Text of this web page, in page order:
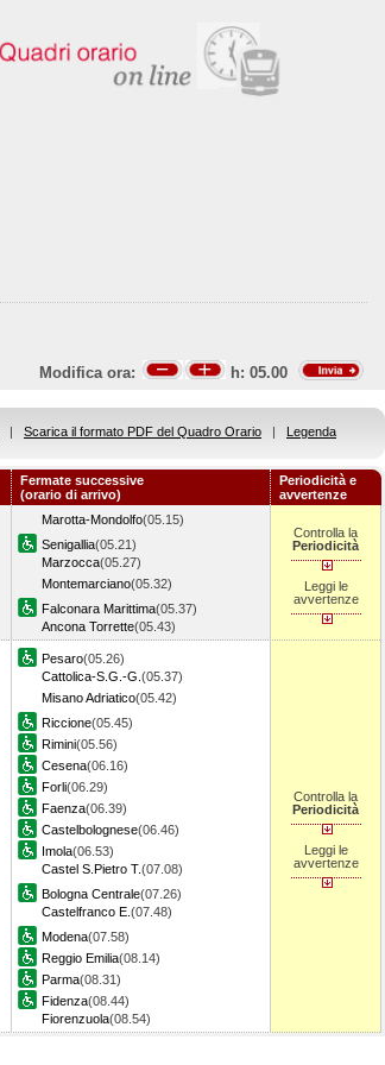
Modifica ora: h: 05.00
| Scarica il formato PDF del Quadro Orario | Legenda
Fermate successive
(orario di arrivo)
Periodicità e
avvertenze
Marotta-Mondolfo(05.15)
Senigallia(05.21)
Marzocca(05.27)
Montemarciano(05.32)
Falconara Marittima(05.37)
Ancona Torrette(05.43)
Controlla la
Periodicità
Leggi le
avvertenze
Pesaro(05.26)
Cattolica-S.G.-G. (05.37)
Misano Adriatico(05.42)
Riccione(05.45)
Rimini(05.56)
Cesena(06.16)
Forli(06.29)
Faenza(06.39)
Castelbolognese(06.46)
Imola(06.53)
Castel S.Pietro T.(07.08)
Bologna Centrale(07.26)
Castelfranco E. (07.48)
Modena(07.58)
Reggio Emilia(08.14)
Parma(08.31)
Fidenza(08.44)
Fiorenzuola(08.54)
Controlla la
Periodicità
Leggi le
avvertenze